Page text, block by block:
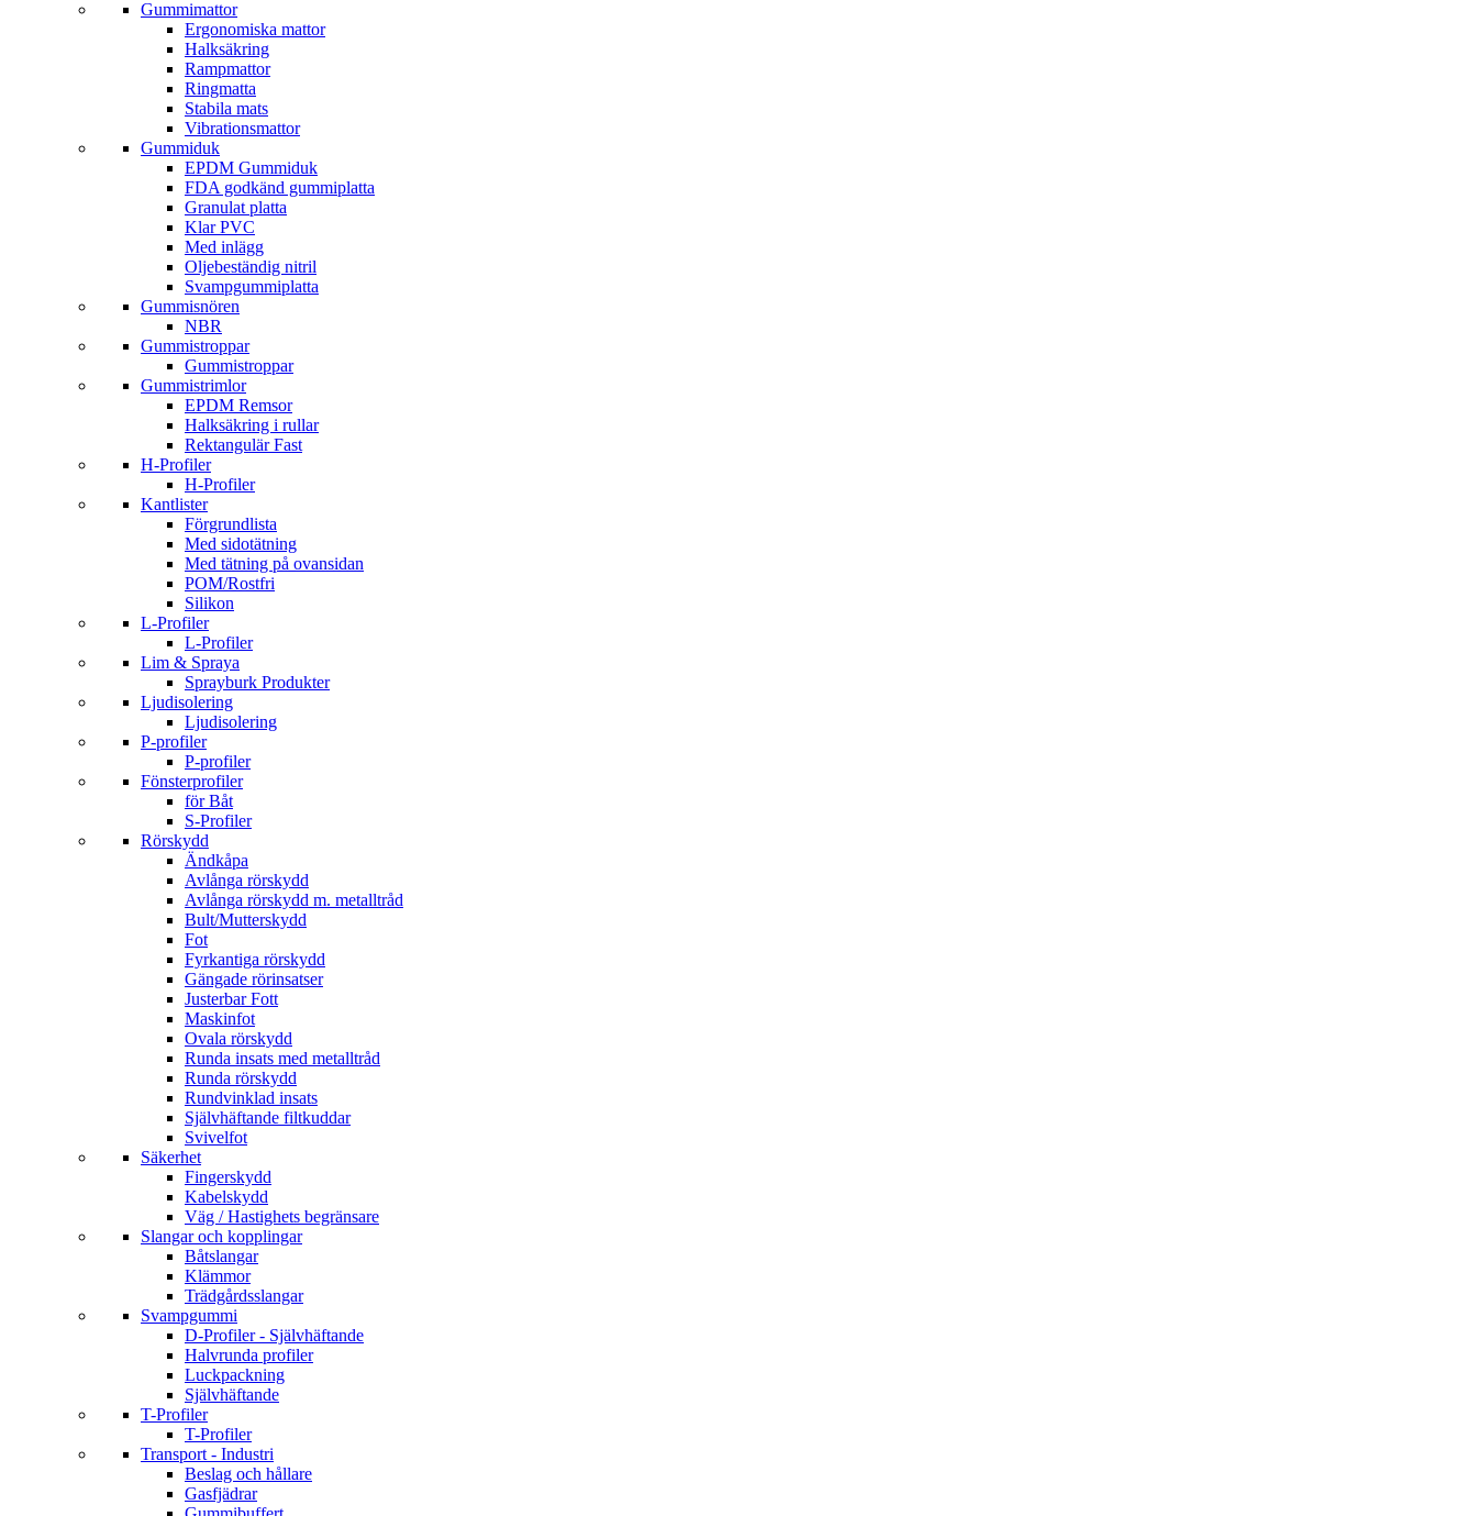
Gummimattor
Ergonomiska mattor
Halksäkring
Rampmattor
Ringmatta
Stabila mats
Vibrationsmattor
Gummiduk
EPDM Gummiduk
FDA godkänd gummiplatta
Granulat platta
Klar PVC
Med inlägg
Oljebeständig nitril
Svampgummiplatta
Gummisnören
NBR
Gummistroppar
Gummistroppar
Gummistrimlor
EPDM Remsor
Halksäkring i rullar
Rektangulär Fast
H-Profiler
H-Profiler
Kantlister
Förgrundlista
Med sidotätning
Med tätning på ovansidan
POM/Rostfri
Silikon
L-Profiler
L-Profiler
Lim & Spraya
Sprayburk Produkter
Ljudisolering
Ljudisolering
P-profiler
P-profiler
Fönsterprofiler
för Båt
S-Profiler
Rörskydd
Ändkåpa
Avlånga rörskydd
Avlånga rörskydd m. metalltråd
Bult/Mutterskydd
Fot
Fyrkantiga rörskydd
Gängade rörinsatser
Justerbar Fott
Maskinfot
Ovala rörskydd
Runda insats med metalltråd
Runda rörskydd
Rundvinklad insats
Självhäftande filtkuddar
Svivelfot
Säkerhet
Fingerskydd
Kabelskydd
Väg / Hastighets begränsare
Slangar och kopplingar
Båtslangar
Klämmor
Trädgårdsslangar
Svampgummi
D-Profiler - Självhäftande
Halvrunda profiler
Luckpackning
Självhäftande
T-Profiler
T-Profiler
Transport - Industri
Beslag och hållare
Gasfjädrar